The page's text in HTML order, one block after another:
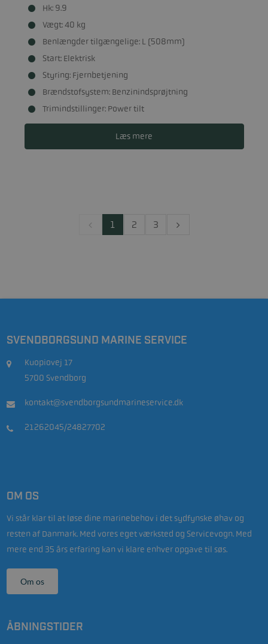
Hk: 9.9
Vægt: 40 kg
Benlængder tilgængelige: L (508mm)
Start: Elektrisk
Styring: Fjernbetjening
Brændstofsystem: Benzinindsprøjtning
Trimindstillinger: Power tilt
Læs mere
1 2 3
SVENDBORGSUND MARINE SERVICE
Kuopiovej 17
5700 Svendborg
kontakt@svendborgsundmarineservice.dk
21262045/24827702
OM OS
Vi står klar til at løse dine marinebehov i det sydfynske øhav og
resten af Danmark. Med vores eget værksted og Servicevogn. Med
mere end 35 års erfaring kan vi klare enhver opgave til søs.
Om os
ÅBNINGSTIDER